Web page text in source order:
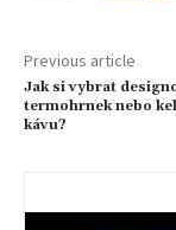
Previous article
Jak si vybrat
termohrnek nebo
kávu?